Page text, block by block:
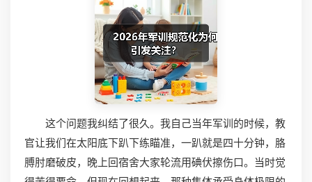
这个问题我纠结了很久。我自己当年军训的时候，教
官让我们在太阳底下趴下练瞄准，一趴就是四十分钟，胳
膊肘磨破皮，晚上回宿舍大家轮流用碘伏擦伤口。当时觉